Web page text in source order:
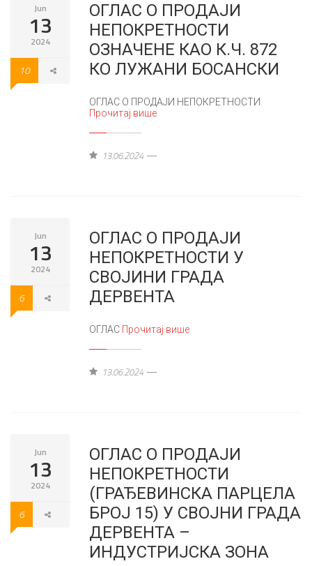
Jun
13
2024
10
ОГЛАС О ПРОДАЈИ
НЕПОКРЕТНОСТИ
ОЗНАЧЕНЕ КАО К.Ч. 872
КО ЛУЖАНИ БОСАНСКИ
ОГЛАС О ПРОДАЈИ НЕПОКРЕТНОСТИ
Прочитај више
13.06.2024
Jun
13
2024
6
ОГЛАС О ПРОДАЈИ
НЕПОКРЕТНОСТИ У
СВОЈИНИ ГРАДА
ДЕРВЕНТА
ОГЛАС Прочитај више
13.06.2024
Jun
13
2024
6
ОГЛАС О ПРОДАЈИ
НЕПОКРЕТНОСТИ
(ГРАЂЕВИНСКА ПАРЦЕЛА
БРОЈ 15) У СВОЈНИ ГРАДА
ДЕРВЕНТА –
ИНДУСТРИЈСКА ЗОНА